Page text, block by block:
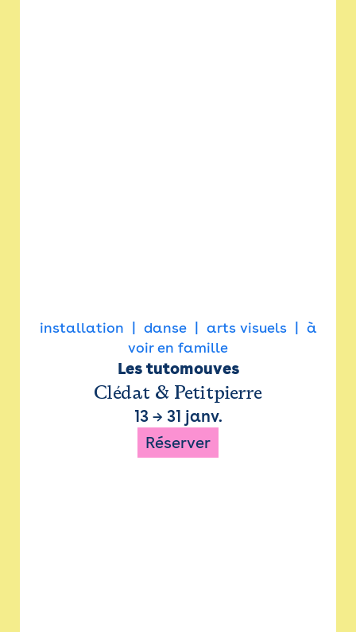
installation danse arts visuels
à
voir en famille
Les tutomouves
Clédat & Petitpierre
13→ 31 janv.
Réserver